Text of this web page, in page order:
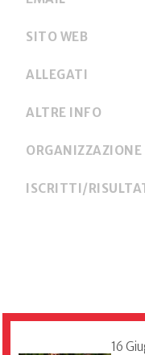
SITO WEB
ALLEGATI
ALTRE INFO
ORGANIZZAZIONE
ISCRITTI/
16